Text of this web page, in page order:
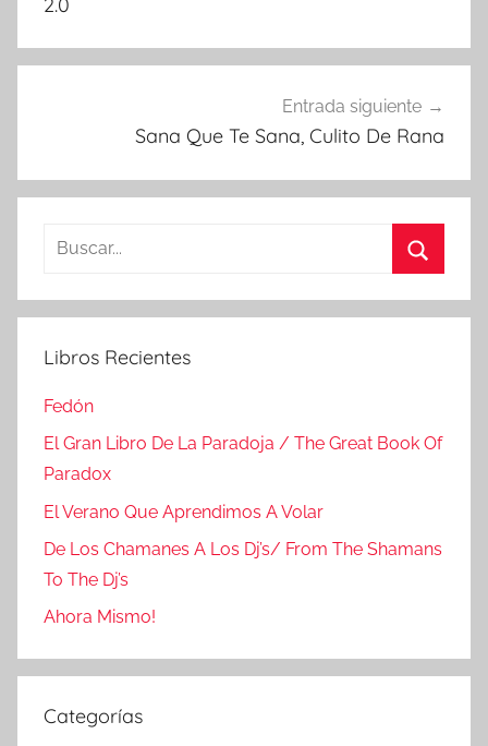
Entrada siguiente
Sana Que Te Sana, Culito De Rana
Buscar:
Libros Recientes
Fedón
El Gran Libro De La Paradoja / The Great Book Of
Paradox
El Verano Que Aprendimos A Volar
De Los Chamanes A Los Dj’s/ From The Shamans
To The Dj’s
Ahora Mismo!
Categorías